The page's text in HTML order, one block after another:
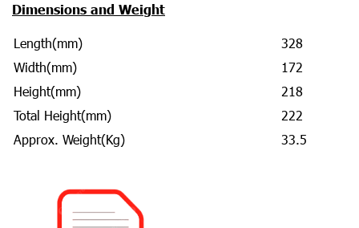
Dimensions and Weight
Length(mm)
328
Width(mm)
172
Height(mm)
218
Total Height(mm)
222
Approx. Weight(Kg)
33.5